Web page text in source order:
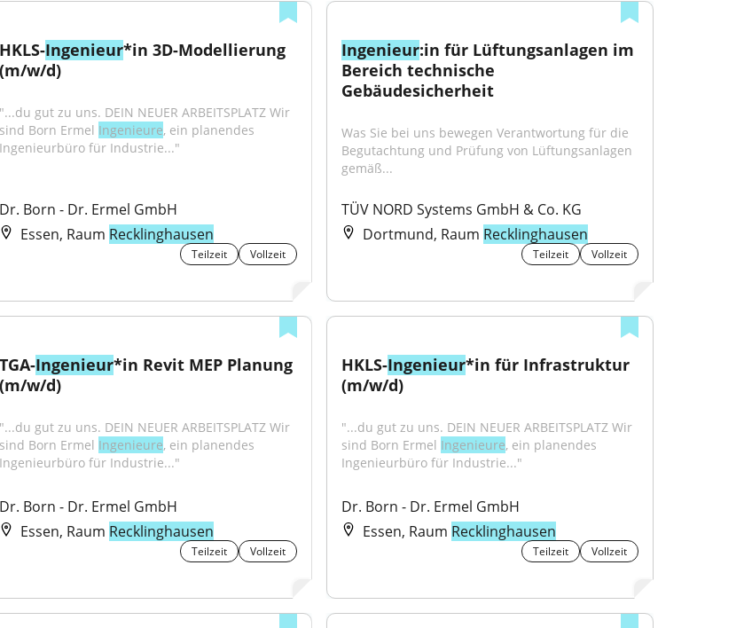
HKLS-Ingenieur*in 3D-Modellierung
(m/w/d)
"...du gut zu uns. DEIN NEUER ARBEITSPLATZ Wir
sind Born Ermel Ingenieure, ein planendes
Ingenieurbüro für Industrie..."
Dr. Born - Dr. Ermel GmbH
Essen, Raum Recklinghausen
Teilzeit Vollzeit
Ingenieur:in für Lüftungsanlagen im
Bereich technische
Gebäudesicherheit
Was Sie bei uns bewegen Verantwortung für die
Begutachtung und Prüfung von Lüftungsanlagen
gemäß...
TÜV NORD Systems GmbH & Co. KG
Dortmund, Raum Recklinghausen
Teilzeit Vollzeit
TGA-Ingenieur*in Revit MEP Planung
(m/w/d)
"...du gut zu uns. DEIN NEUER ARBEITSPLATZ Wir
sind Born Ermel Ingenieure, ein planendes
Ingenieurbüro für Industrie..."
Dr. Born - Dr. Ermel GmbH
Essen, Raum Recklinghausen
Teilzeit Vollzeit
HKLS-Ingenieur*in für Infrastruktur
(m/w/d)
"...du gut zu uns. DEIN NEUER ARBEITSPLATZ Wir
sind Born Ermel Ingenieure, ein planendes
Ingenieurbüro für Industrie..."
Dr. Born - Dr. Ermel GmbH
Essen, Raum Recklinghausen
Teilzeit Vollzeit